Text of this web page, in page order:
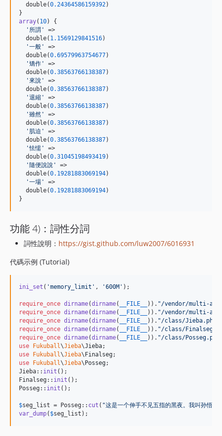
  double(
0.24364586159392)
array( 10) {
' 所謂 '
=>
  double(
1.1569129841516)
'一般 '
=>
  double(
0.69579963754677)
'矯作 '
=>
  double(
0.38563766138387)
' 來說 '
=>
  double(
0.38563766138387)
'退縮 '
=>
  double(
0.38563766138387)
'雖然 '
=>
  double(
0.38563766138387)
' 肌迫 '
=>
  double(
0.38563766138387)
'怯懦 '
=>
  double(
0.31045198493419)
'隨便說說 '
=>
  double(
0.19281883069194)
'一場 '
=>
  double(
0.19281883069194)
}
功能 4)：詞性分詞
詞性說明： https://gist.github.com/luw2007/6016931
代碼示例 (Tutorial)
ini_set ( 'memory_limit ' , '600M ' );
require_once dirname(dirname( __FILE__ )). "/vendor/multi-
require_once dirname(dirname( __FILE__ )). "/vendor/multi-
require_once dirname(dirname( __FILE__ )). "/class/Jieba.php
require_once dirname(dirname( __FILE__ )). "/class/
require_once dirname(dirname( __FILE__ )). "/class/Posseg.php
use Fukuball\Jieba\Jieba
use Fukuball\Jieba\Finalseg
use Fukuball\Jieba\Posseg;
Jieba:: init ();
Finalseg:: init ();
Posseg:: init ();
$seg_list = Posseg:: cut ( "这是一个伸手不见五指的黑夜。我叫孙悟
var_dump( $seg_list );